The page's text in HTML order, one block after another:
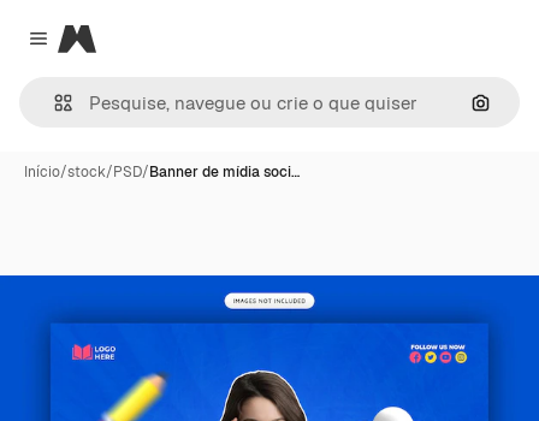
Close menu
Magnific
Início/stock/PSD/Banner de mídia soci…